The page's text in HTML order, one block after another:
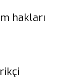
hakları